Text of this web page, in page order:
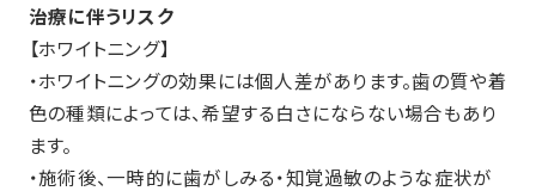
治療に伴うリスク
【ホワイトニング】
・ホワイトニングの効果には個人差があります。歯の質や着
色の種類によっては、希望する白さにならない場合もあり
ます。
・施術後、一時的に歯がしみる・知覚過敏のような症状が